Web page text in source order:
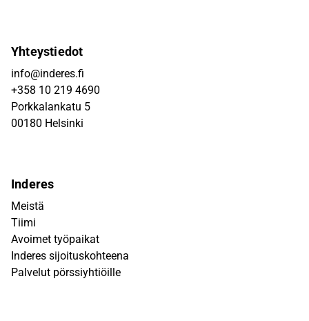
Yhteystiedot
info@inderes.fi
+358 10 219 4690
Porkkalankatu 5
00180 Helsinki
Inderes
Meistä
Tiimi
Avoimet työpaikat
Inderes sijoituskohteena
Palvelut pörssiyhtiöille